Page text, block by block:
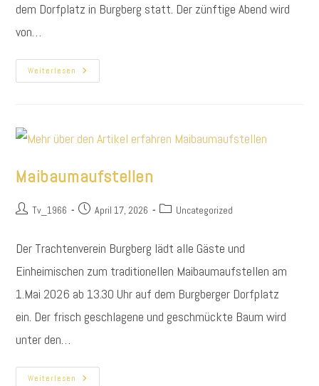
dem Dorfplatz in Burgberg statt. Der zünftige Abend wird
von…
Weiterlesen Dorfabende
2026
Maibaumaufstellen
Beitrags-Tv_1966
BeitragApril 17, 2026
Beitrags-Uncategorized
Der Trachtenverein Burgberg lädt alle Gäste und
Einheimischen zum traditionellen Maibaumaufstellen am
1.Mai 2026 ab 13.30 Uhr auf dem Burgberger Dorfplatz
ein. Der frisch geschlagene und geschmückte Baum wird
unter den…
Weiterlesen Maibaumaufstellen